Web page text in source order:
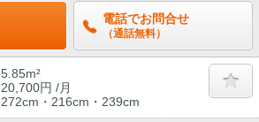
電話でお問合せ
（通話無料）
5.85m²
20,700円 /月
272cm・216cm・239cm